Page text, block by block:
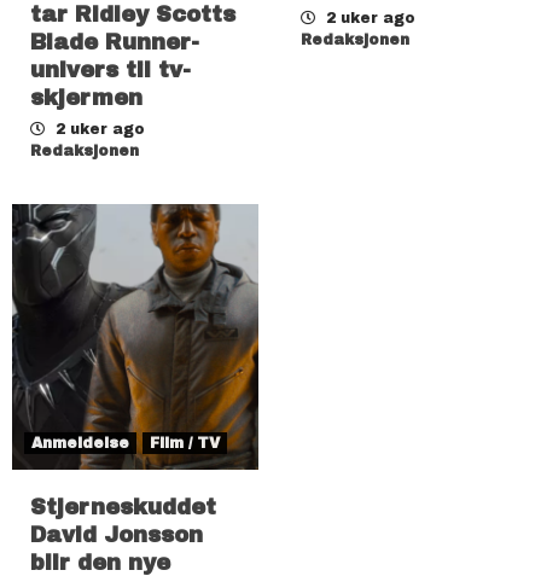
tar Ridley Scotts
Blade Runner-
univers til tv-
skjermen
2 uker ago
Redaksjonen
2 uker ago
Redaksjonen
Anmeldelse Film / TV
Stjerneskuddet
David Jonsson
blir den nye